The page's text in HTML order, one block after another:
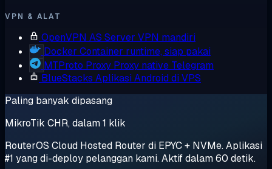
VPN & ALAT
OpenVPN AS Server VPN mandiri
Docker Container runtime, siap pakai
MTProto Proxy Proxy native Telegram
BlueStacks Aplikasi Android di VPS
Paling banyak dipasang
MikroTik CHR, dalam 1 klik
RouterOS Cloud Hosted Router di EPYC + NVMe. Aplikasi
#1 yang di-deploy pelanggan kami. Aktif dalam 60 detik.